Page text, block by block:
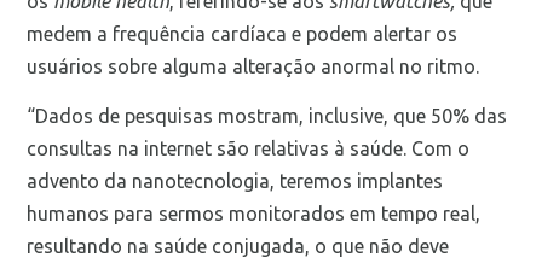
medem a frequência cardíaca e podem alertar os
usuários sobre alguma alteração anormal no ritmo.
“Dados de pesquisas mostram, inclusive, que 50% das
consultas na internet são relativas à saúde. Com o
advento da nanotecnologia, teremos implantes
humanos para sermos monitorados em tempo real,
resultando na saúde conjugada, o que não deve